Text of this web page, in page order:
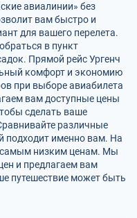
авиалинии» без
вам быстро и
для вашего перелета.
в пункт
Прямой рейс Ургенч
комфорт и экономию
при выборе авиабилета
вам доступные цены
сделать ваше
различные
подходит именно вам. На
самым низким ценам. Мы
и предлагаем вам
путешествие может быть